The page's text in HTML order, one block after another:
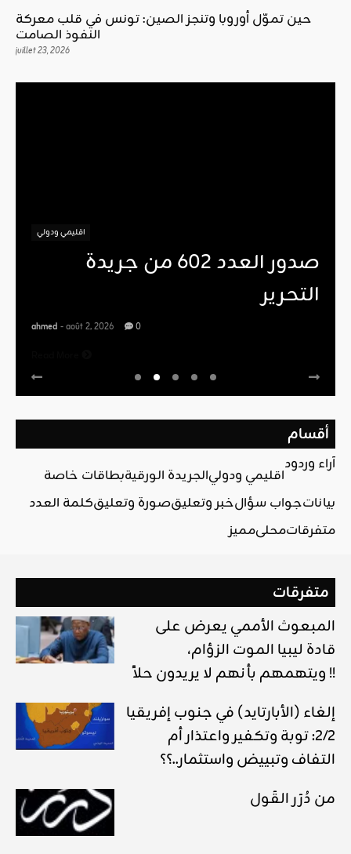
حين تموّل أوروبا وتنجز الصين: تونس في قلب معركة
النفوذ الصامت
juillet 23, 2026
اقليمي ودولي
صدور العدد 602 من جريدة
التحرير
ahmed - août 2, 2026 0
أقسام
آراء وردود
اقليمي ودوليالجريدة الورقيةبطاقات خاصة
بياناتجواب سؤالخبر وتعليقصورة وتعليقكلمة العدد
متفرقاتمحليمميز
متفرقات
المبعوث الأممي يعرض على
قادة ليبيا الموت الزؤام،
ويتهمهم بأنهم لا يريدون حلاً !!
إلغاء (الأبارتايد) في جنوب إفريقيا
2/2: توبة وتكفير واعتذار أم
التفاف وتبييض واستثمار..؟؟
من دُرَر القَول